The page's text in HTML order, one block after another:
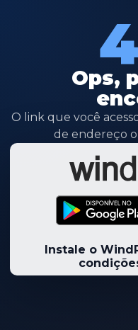
Ops,
O link que você
de endereço
Instale o